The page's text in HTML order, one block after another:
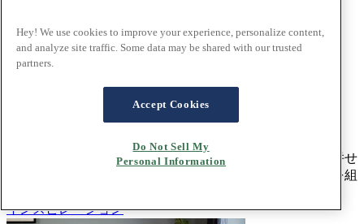
クラシック モダン
クラシックなスタイルを大切にしながら現代的な視点を併せ
持つスタイル。伝統的なフレームにモダンなアクセントを組
インスピレーション
Hey! We use cookies to improve your experience, personalize content,
and analyze site traffic. Some data may be shared with our trusted
partners.
Accept Cookies
Do Not Sell My
Personal Information